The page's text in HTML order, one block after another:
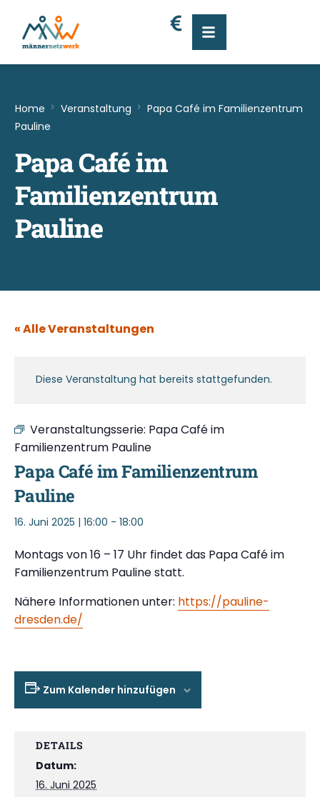
Home Veranstaltung
Papa Café im Familienzentrum
Pauline
Papa Café im
Familienzentrum
Pauline
« Alle Veranstaltungen
Diese Veranstaltung hat bereits stattgefunden.
Veranstaltungsserie: Papa Café im
Familienzentrum Pauline
Papa Café im Familienzentrum
Pauline
16. Juni 2025 | 16:00 - 18:00
Montags von 16 – 17 Uhr findet das Papa Café im
Familienzentrum Pauline statt.
Nähere Informationen unter: https://pauline-
dresden.de/
Zum Kalender hinzufügen
DETAILS
Datum:
16. Juni 2025